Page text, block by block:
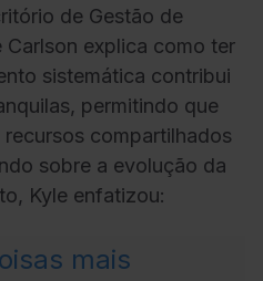
de Gestão de
explica como ter
sistemática contribui
permitindo que
compartilhados
sobre a evolução da
Kyle enfatizou:
mais